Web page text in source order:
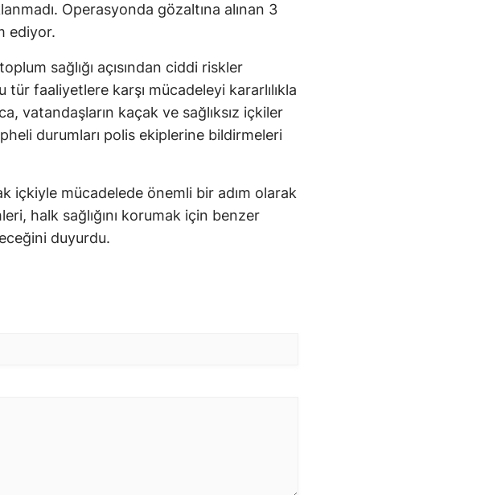
Operasyonda gözaltına alınan 3
ediyor.
sağlığı açısından ciddi riskler
faaliyetlere karşı mücadeleyi kararlılıkla
vatandaşların kaçak ve sağlıksız içkiler
durumları polis ekiplerine bildirmeleri
içkiyle mücadelede önemli bir adım olarak
halk sağlığını korumak için benzer
duyurdu.